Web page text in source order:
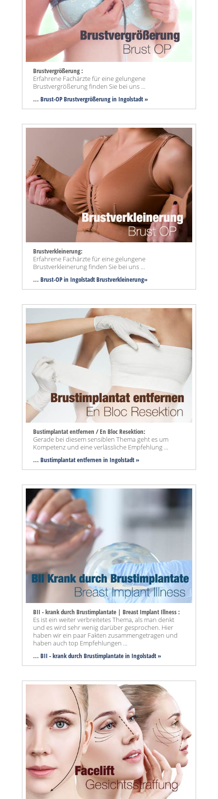
Brustvergrößerung :
Erfahrene Fachärzte für eine gelungene
Brustvergrößerung finden Sie bei uns ...
... Brust-OP Brustvergrößerung in Ingolstadt »
Brustverkleinerung:
Erfahrene Fachärzte für eine gelungene
Brustverkleinerung finden Sie bei uns ...
... Brust-OP in Ingolstadt Brustverkleinerung»
Bustimplantat entfernen / En Bloc Resektion:
Gerade bei diesem sensiblen Thema geht es um
Kompetenz und eine verlässliche Empfehlung ...
... Bustimplantat entfernen in Ingolstadt »
BII - krank durch Brustimplantate | Breast Implant Illness :
Es ist ein weiter verbreitetes Thema, als man denkt
und es wird sehr wenig darüber gesprochen. Hier
haben wir ein paar Fakten zusammengetragen und
haben auch top Empfehlungen ...
... BII - krank durch Brustimplantate in Ingolstadt »